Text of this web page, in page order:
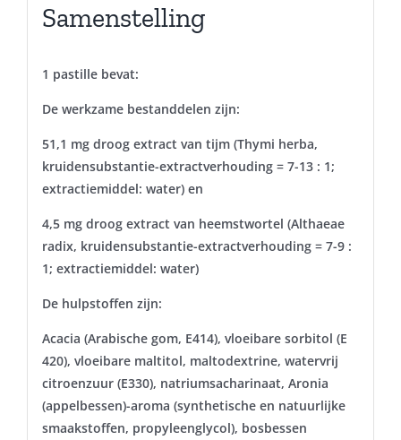
Samenstelling
1 pastille bevat:
De werkzame bestanddelen zijn:
51,1 mg droog extract van tijm (Thymi herba,
kruidensubstantie-extractverhouding = 7-13 : 1;
extractiemiddel: water) en
4,5 mg droog extract van heemstwortel (Althaeae
radix, kruidensubstantie-extractverhouding = 7-9 :
1; extractiemiddel: water)
De hulpstoffen zijn:
Acacia (Arabische gom, E414), vloeibare sorbitol (E
420), vloeibare maltitol, maltodextrine, watervrij
citroenzuur (E330), natriumsacharinaat, Aronia
(appelbessen)-aroma (synthetische en natuurlijke
smaakstoffen, propyleenglycol), bosbessen